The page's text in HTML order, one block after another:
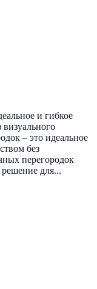
и гибкое
– это идеальное
без
перегородок
для...